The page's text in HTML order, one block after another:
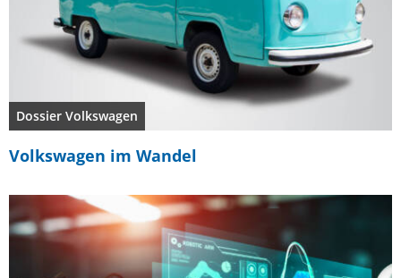
Dossier Volkswagen
Volkswagen im Wandel